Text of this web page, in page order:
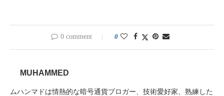
0 comment 0
MUHAMMED
ムハンマドは情熱的な暗号通貨ブロガー、技術愛好家、熟練した